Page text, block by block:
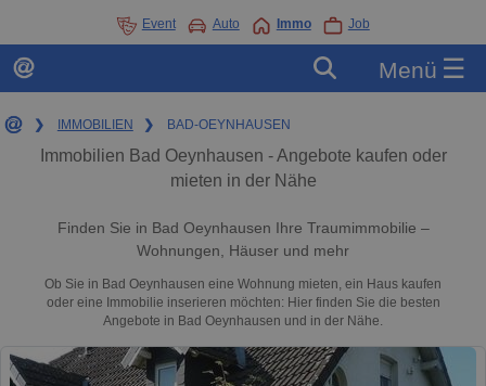
Event Auto Immo Job
Menü ☰
❯ IMMOBILIEN ❯ BAD-OEYNHAUSEN
Immobilien Bad Oeynhausen - Angebote kaufen oder
mieten in der Nähe
Finden Sie in Bad Oeynhausen Ihre Traumimmobilie –
Wohnungen, Häuser und mehr
Ob Sie in Bad Oeynhausen eine Wohnung mieten, ein Haus kaufen
oder eine Immobilie inserieren möchten: Hier finden Sie die besten
Angebote in Bad Oeynhausen und in der Nähe.